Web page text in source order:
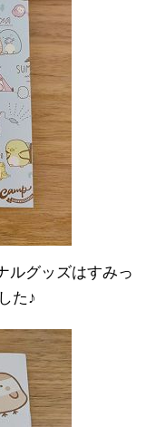
ルグッズはすみっ
た♪